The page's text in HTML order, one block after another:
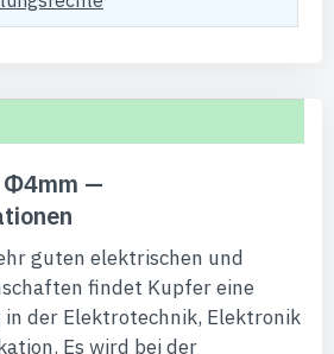
Φ4mm —
guten elektrischen und
findet Kupfer eine
der Elektrotechnik, Elektronik
Es wird bei der